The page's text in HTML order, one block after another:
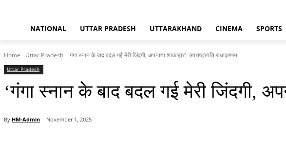
NATIONAL UTTAR PRADESH UTTARAKHAND CINEMA SPORTS
Home Uttar Pradesh 'गंगा स्नान के बाद बदल गई मेरी जिंदगी, अपनाया शाकाहार': उपराष्ट्रपति राधाकृष्णन
Uttar Pradesh
‘गंगा स्नान के बाद बदल गई मेरी जिंदगी,
By HM-Admin November 1, 2025